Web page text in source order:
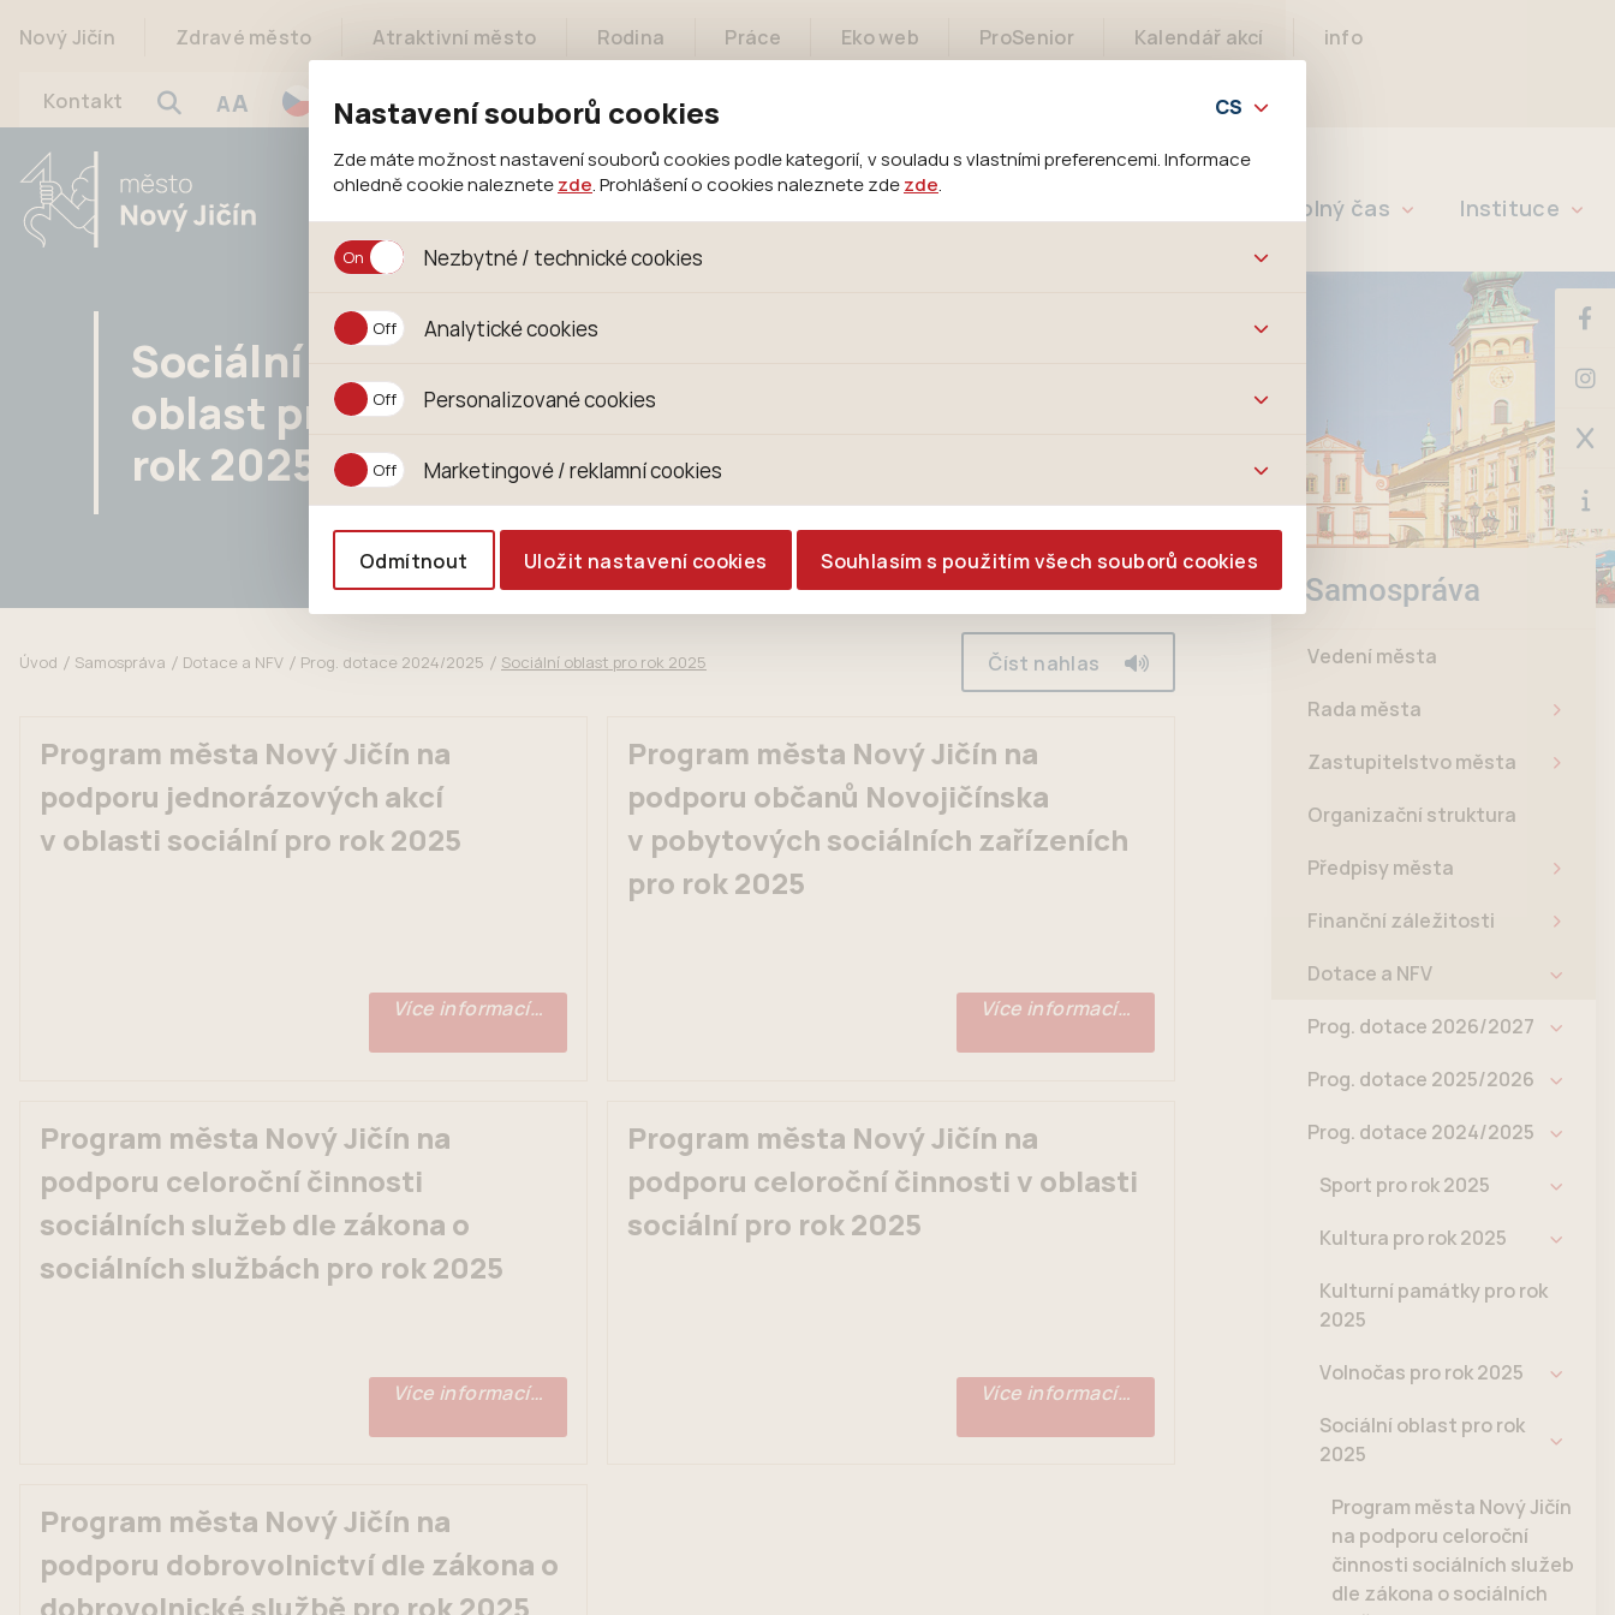
Nastavení souborů cookies
Zde máte možnost nastavení souborů cookies podle kategorií, v souladu s vlastními preferencemi. Informace
ohledně cookie naleznete zde. Prohlášení o cookies naleznete zde zde.
Nezbytné / technické cookies
Jedná se o technické soubory, které jsou nezbytné ke správnému chování našich webových stránek a všech
jejich funkcí. Používají se mimo jiné k ukládání produktů v nákupním košíku, ovládání filtrů a také nastavení
Analytické cookies
Analytické cookies shromažďujeme skriptem společnosti Google Inc., která následně tato data
anonymizuje. Po anonymizaci se již nejedná o osobní údaje, protože anonymizované cookies nelze přiřadit
Personalizované cookies
Personalizované cookies jsou využívány k přizpůsobení našeho webu vašim potřebám a zájmům, což
zajišťuje lepší nákupní zkušenosti. Díky nim můžeme nabídku přímo přizpůsobit vašim preferencím, což vám
pomůže vyhnout se nevhodným doporučením produktů či jiným nedůležitým nabídkám.
Marketingové / reklamní cookies
Odmítnout
Uložit nastavení cookies Souhlasím s použitím všech souborů cookies
Nový Jičín Zdravé město Atraktivní město Rodina Práce Eko web ProSenior Kalendář akcí info
Kontakt AA
Volný čas Instituce
Sociální
oblast pro
rok 2025
Úvod Samospráva Dotace a NFV Prog. dotace 2024/2025 Sociální oblast pro rok 2025 Číst nahlas
Program města Nový Jičín na
podporu jednorázových akcí
v oblasti sociální pro rok 2025
Více informací…
Program města Nový Jičín na
podporu občanů Novojičínska
v pobytových sociálních zařízeních
pro rok 2025
Více informací…
Program města Nový Jičín na
podporu celoroční činnosti
sociálních služeb dle zákona o
sociálních službách pro rok 2025
Více informací…
Program města Nový Jičín na
podporu celoroční činnosti v oblasti
sociální pro rok 2025
Více informací…
Program města Nový Jičín na
podporu dobrovolnictví dle zákona o
Samospráva
Vedení města
Rada města
Zastupitelstvo města
Organizační struktura
Předpisy města
Finanční záležitosti
Dotace a NFV
Prog. dotace 2026/2027
Prog. dotace 2025/2026
Prog. dotace 2024/2025
Sport pro rok 2025
Kultura pro rok 2025
Kulturní památky pro rok
2025
Volnočas pro rok 2025
Sociální oblast pro rok
2025
Program města Nový Jičín
na podporu celoroční
činnosti sociálních služeb
dle zákona o sociálních